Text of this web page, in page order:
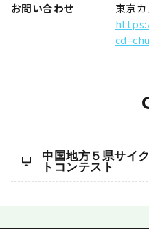
お問い合わせ
東京
中国地方５県サイ
トコンテスト